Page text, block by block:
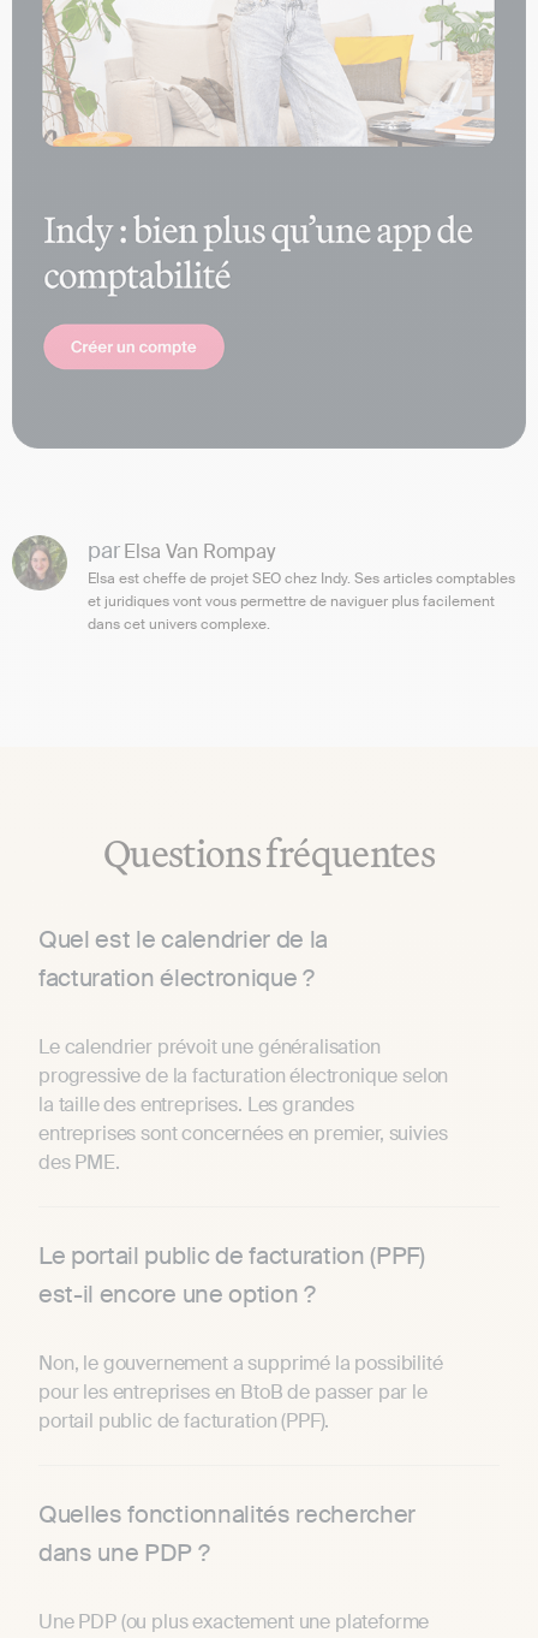
parElsa Van Rompay
Elsa est cheffe de projet SEO chez Indy. Ses articles comptables
et juridiques vont vous permettre de naviguer plus facilement
dans cet univers complexe.
Questions fréquentes
Quel est le calendrier de la
facturation électronique ?
Le calendrier prévoit une généralisation
progressive de la facturation électronique selon
la taille des entreprises. Les grandes
entreprises sont concernées en premier, suivies
des PME.
Le portail public de facturation (PPF)
est-il encore une option ?
Non, le gouvernement a supprimé la possibilité
pour les entreprises en BtoB de passer par le
portail public de facturation (PPF).
Quelles fonctionnalités rechercher
dans une PDP ?
Une PDP (ou plus exactement une plateforme